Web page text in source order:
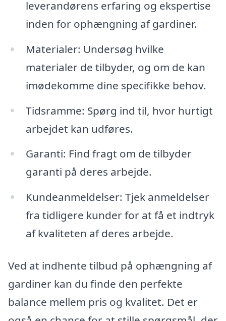
leverandørens erfaring og ekspertise
inden for ophængning af gardiner.
Materialer: Undersøg hvilke
materialer de tilbyder, og om de kan
imødekomme dine specifikke behov.
Tidsramme: Spørg ind til, hvor hurtigt
arbejdet kan udføres.
Garanti: Find fragt om de tilbyder
garanti på deres arbejde.
Kundeanmeldelser: Tjek anmeldelser
fra tidligere kunder for at få et indtryk
af kvaliteten af deres arbejde.
Ved at indhente tilbud på ophængning af
gardiner kan du finde den perfekte
balance mellem pris og kvalitet. Det er